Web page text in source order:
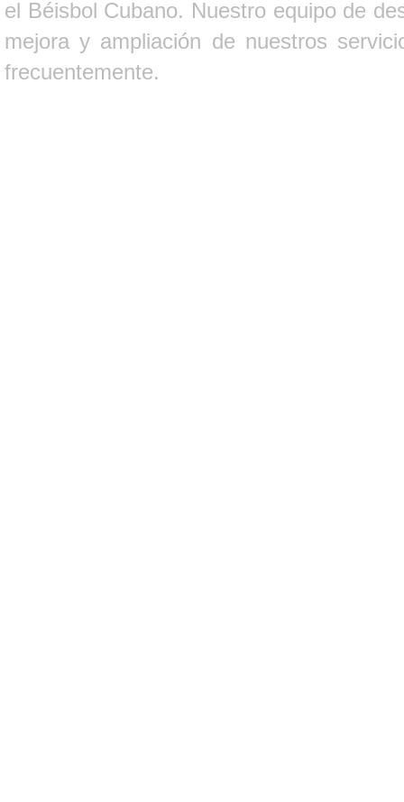
el Béisbol Cubano. Nuestro equipo de
mejora y ampliación de nuestros
frecuentemente.